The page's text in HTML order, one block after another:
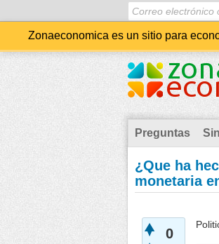
Zonaeconomica es un sitio para
Preguntas
¿Que ha
monetaria
0